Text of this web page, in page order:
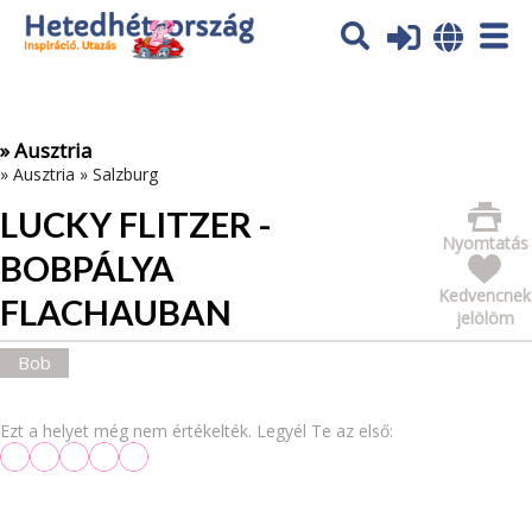
Az oldal sütiket (cookies) használ. További tájékoztatás itt:
Adatvédelmi tájékoztató
» Ausztria
» Ausztria » Salzburg
LUCKY FLITZER -
BOBPÁLYA
FLACHAUBAN
Nyomtatás
Kedvencnek
jelölöm
Bob
Ezt a helyet még nem értékelték. Legyél Te az első: